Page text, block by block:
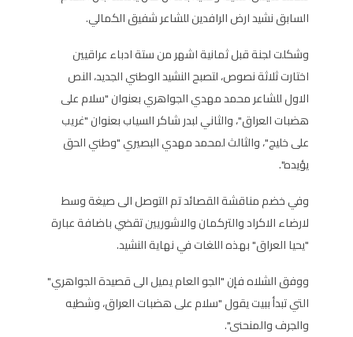
السابق نشيد ارض الرافدين للشاعر شفيق الكمالي.
وشكلت لجنة قبل ثمانية اشهر من ستة ادباء عراقيين
اختارت ثلاثة نصوص، لتصبح النشيد الوطني الجديد، النص
الاول للشاعر محمد مهدي الجواهري بعنوان "سلام على
هضبات العراق"، والثاني لبدر شاكر السياب بعنوان "غريب
على خليج"، والثالث لمحمد مهدي البصيري "وطني الحق
يؤيده".
وفي خضم مناقشة القصائد تم التوصل الى صيغة وسط
لارضاء الاكراد والتركمان والاشوريين تقضي باضافة عبارة
"يحيا العراق" بهذه اللغات في نهاية النشيد.
ووفق الشلاه فإن "الجو العام يميل الى قصيدة الجواهري"
التي تبدأ ببيت يقول "سلام على هضبات العراق، وشطيه
والجرف والمنحنى".